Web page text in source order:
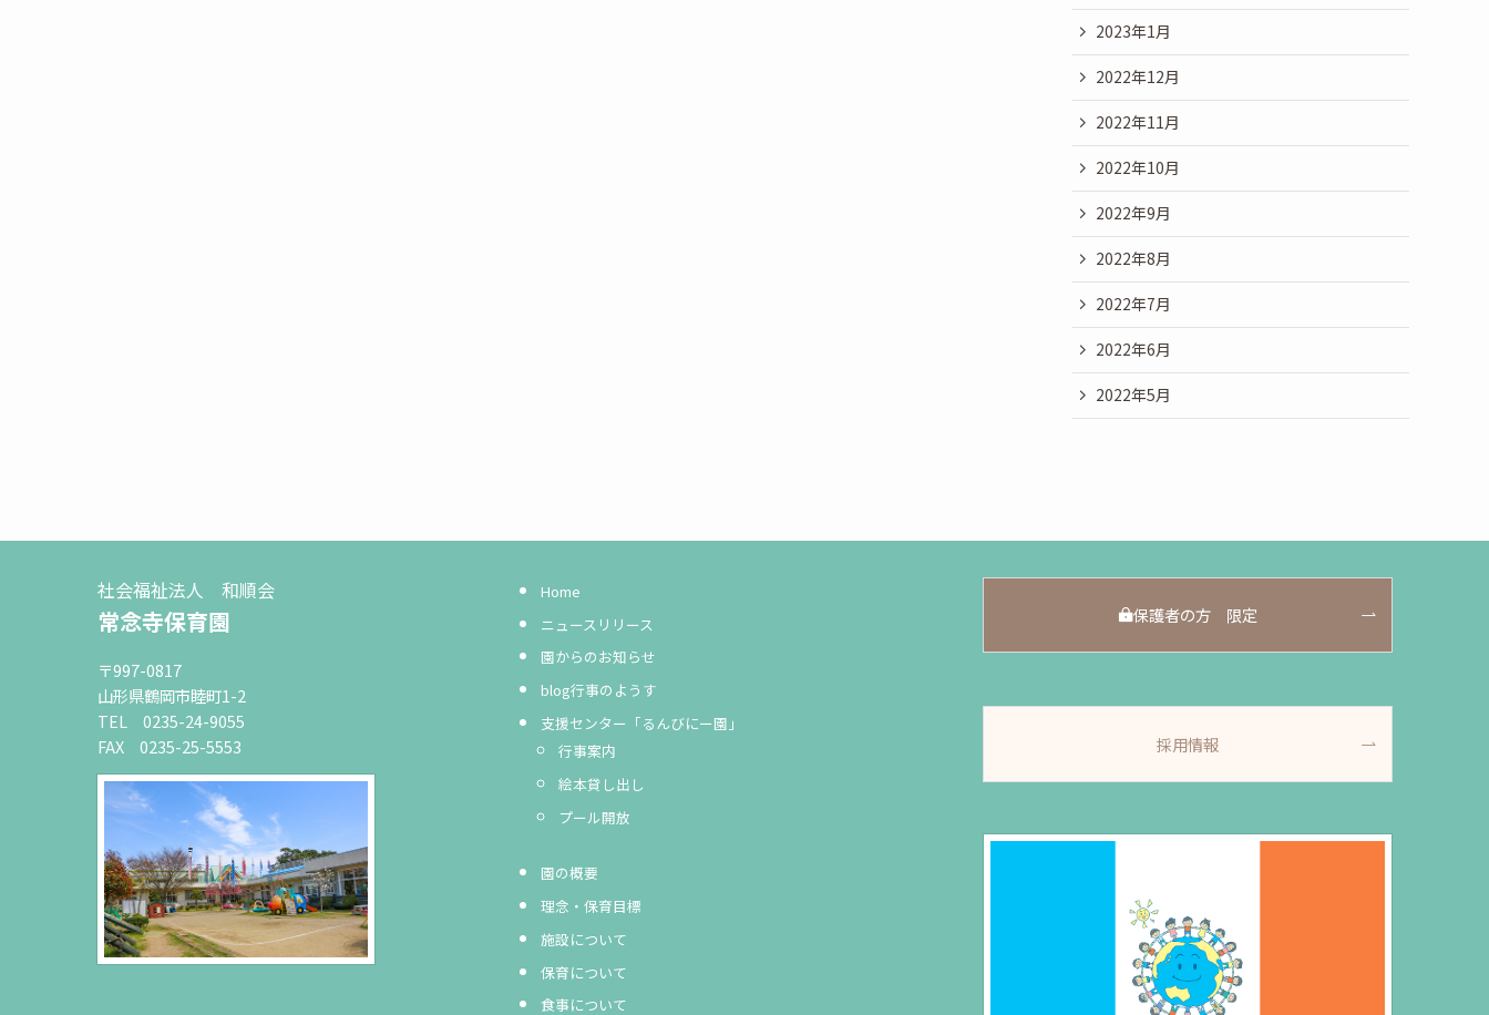
2023年1月
2022年12月
2022年11月
2022年10月
2022年9月
2022年8月
2022年7月
2022年6月
2022年5月
社会福祉法人 和順会
常念寺保育園
〒997-0817
山形県鶴岡市睦町1-2
TEL 0235-24-9055
FAX 0235-25-5553
Home
ニュースリリース
園からのお知らせ
blog行事のようす
支援センター「るんびにー園」
行事案内
絵本貸し出し
プール開放
園の概要
理念・保育目標
施設について
保育について
食事について
保護者の方 限定
採用情報